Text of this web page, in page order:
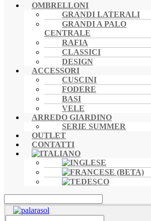
OMBRELLONI
GRANDI LATERALI
GRANDI A PALO
CENTRALE
RAFIA
CLASSICI
DESIGN
ACCESSORI
CUSCINI
FODERE
BASI
VELE
ARREDO GIARDINO
SERIE SUMMER
OUTLET
CONTATTI